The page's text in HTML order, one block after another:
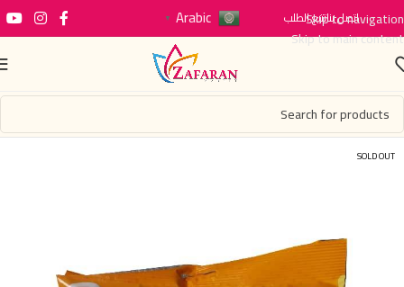
Skip to navigation
Skip to main content
اتصل بناتتبع الطلب Arabic
▼
SOLD OUT